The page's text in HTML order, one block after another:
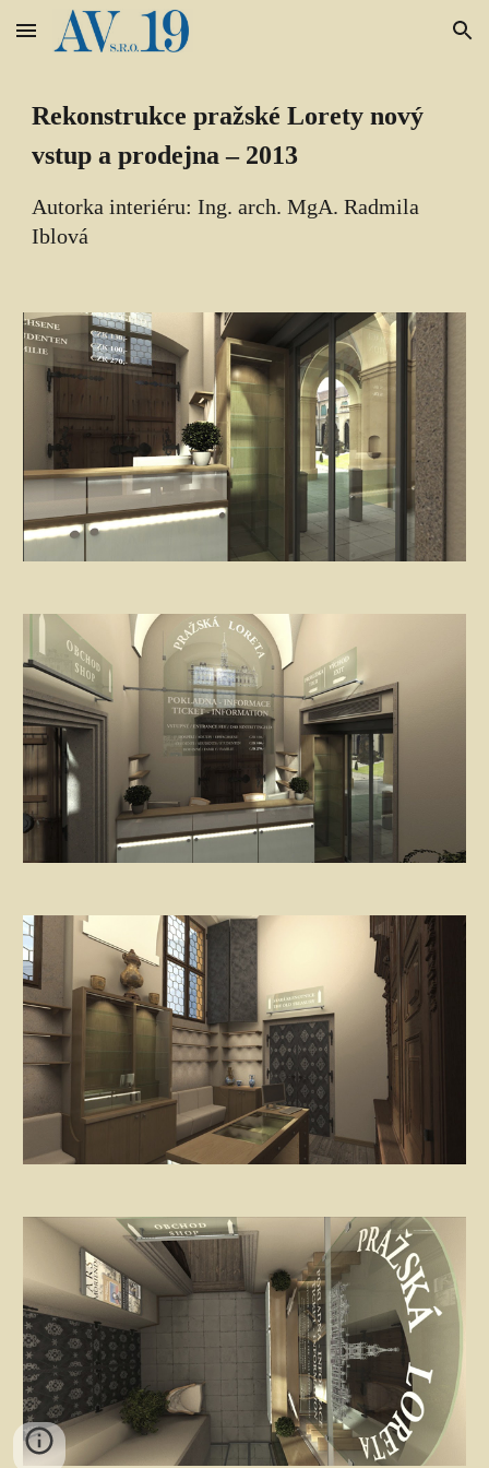
Skip to main content Skip to navigation
Rekonstrukce pražské Lorety nový
vstup a prodejna – 2013
Autorka interiéru: Ing. arch. MgA. Radmila
Iblová